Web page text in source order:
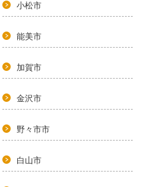
小松市
能美市
加賀市
金沢市
野々市市
白山市